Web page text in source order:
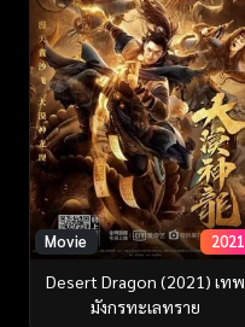
Movie 2021
Desert Dragon (2021) เทพ
มังกรทะเลทราย